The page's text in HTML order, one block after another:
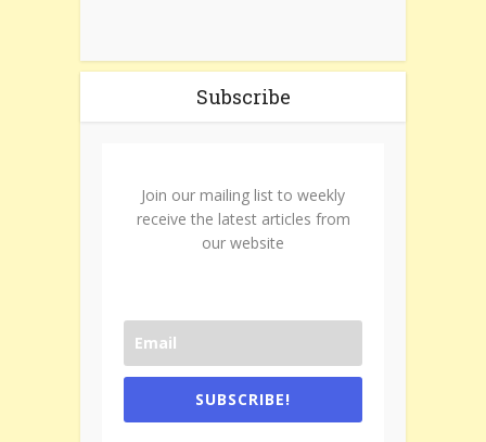
Subscribe
Join our mailing list to weekly
receive the latest articles from
our website
SUBSCRIBE!